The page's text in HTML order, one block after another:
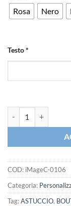
Rosa Nero
Testo*
COD: iMageC-0106
Categoria:
Tag:ASTUCCIO,